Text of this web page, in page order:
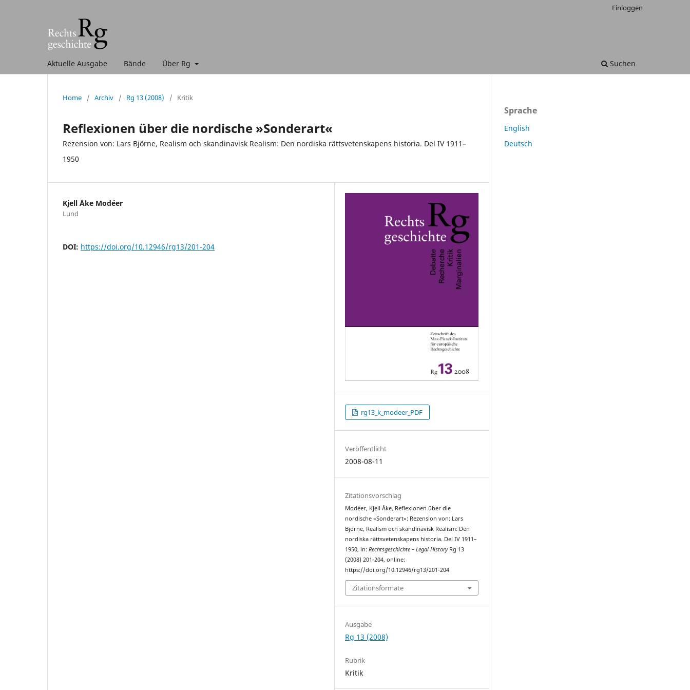
Aktuelle Ausgabe Bände Über Rg Suchen
Einloggen
Home / Archiv / Rg 13 (2008) / Kritik
Reflexionen über die nordische »Sonderart«
Rezension von: Lars Björne, Realism och skandinavisk Realism: Den nordiska rättsvetenskapens historia. Del IV 1911–
1950
Kjell Åke Modéer
Lund
DOI: https://doi.org/10.12946/rg13/201-204
rg13_k_modeer_PDF
Veröffentlicht
2008-08-11
Zitationsvorschlag
Modéer, Kjell Åke, Reflexionen über die
nordische »Sonderart«: Rezension von: Lars
Björne, Realism och skandinavisk Realism: Den
nordiska rättsvetenskapens historia. Del IV 1911–
1950, in: Rechtsgeschichte – Legal HistoryRg 13
(2008) 201-204, online:
https://doi.org/10.12946/rg13/201-204
Zitationsformate
Ausgabe
Rg 13 (2008)
Rubrik
Kritik
Sprache
English
Deutsch